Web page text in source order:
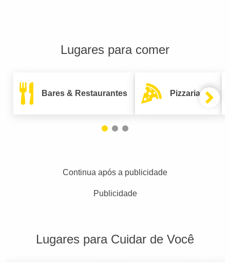
Lugares para comer
Bares & Restaurantes Pizzarias
Continua após a publicidade
Publicidade
Lugares para Cuidar de Você